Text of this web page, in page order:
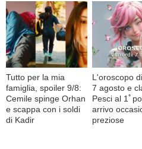
Tutto per la mia
famiglia, spoiler 9/8:
Cemile spinge Orhan
e scappa con i soldi
di Kadir
L'oroscopo
7 agosto e
Pesci al 1ﾟ
arrivo
preziose